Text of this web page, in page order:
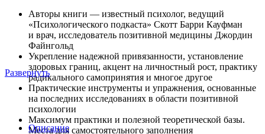
Авторы книги — известный психолог, ведущий
«Психологического подкаста» Скотт Барри Кауфман
и врач, исследователь позитивной медицины Джордин
Файнгольд
Укрепление надежной привязанности, установление
здоровых границ, акцент на личностный рост, практику
радикального самопринятия и многое другое
Практические инструменты и упражнения, основанные
на последних исследованиях в области позитивной
психологии
Максимум практики и полезной теоретической базы.
Места для самостоятельного заполнения
Развернуть
Описание